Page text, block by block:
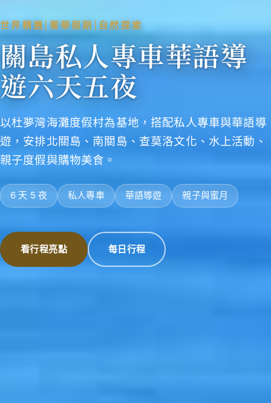
世界精選|奢華假期|自然探索
關島私人專車華語導
遊六天五夜
以杜夢灣海灘度假村為基地，搭配私人專車與華語導
遊，安排北關島、南關島、查莫洛文化、水上活動、
親子度假與購物美食。
6 天 5 夜 私人專車 華語導遊 親子與蜜月
看行程亮點 每日行程